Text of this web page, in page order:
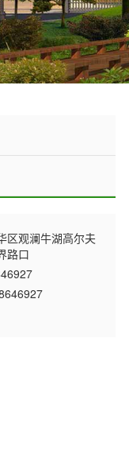
区观澜牛湖高尔夫
路口